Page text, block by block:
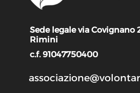
Sede legale via Covignano
Rimini
c.f. 91047750400